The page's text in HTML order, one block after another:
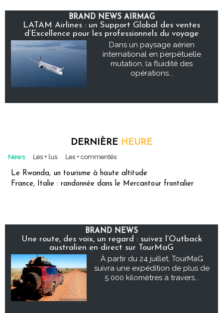
BRAND NEWS AIRMAG
LATAM Airlines : un Support Global des ventes
d’Excellence pour les professionnels du voyage
Dans un paysage aérien
international en perpétuelle
mutation, la fluidité des
opérations...
DERNIÈRE HEURE
News Les + lus Les + commentés
Le Rwanda, un tourisme à haute altitude
France, Italie : randonnée dans le Mercantour frontalier
BRAND NEWS
Une route, des voix, un regard : suivez l’Outback
australien en direct sur TourMaG
À partir du 24 juillet, TourMaG
suivra une expédition de plus de
5 000 kilomètres à travers...